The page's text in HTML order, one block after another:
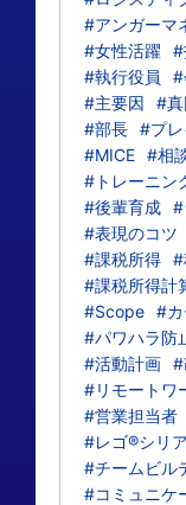
#アンガーマ
#女性活躍 #
#執行役員
#
#主要因
#真
#部長 #プ
#MICE #相
#トレーニン
#後輩育成 #
#表現のコツ
#課税所得 #
#課税所得計
#Scope #カ
#パワハラ防
#活動計画 #
#リモートワ
#営業担当者
#レゴ®シリ
#チームビル
#コミュニケ